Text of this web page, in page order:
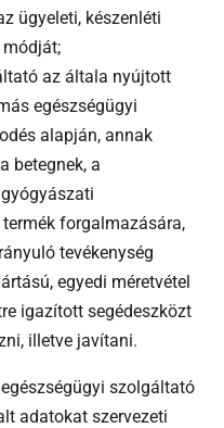
ügyeleti, készenléti
módját;
az általa nyújtott
egészségügyi
alapján, annak
betegnek, a
forgalmazására,
tevékenység
egyedi méretvétel
igazított segédeszközt
illetve javítani.
szolgáltató
adatokat szervezeti